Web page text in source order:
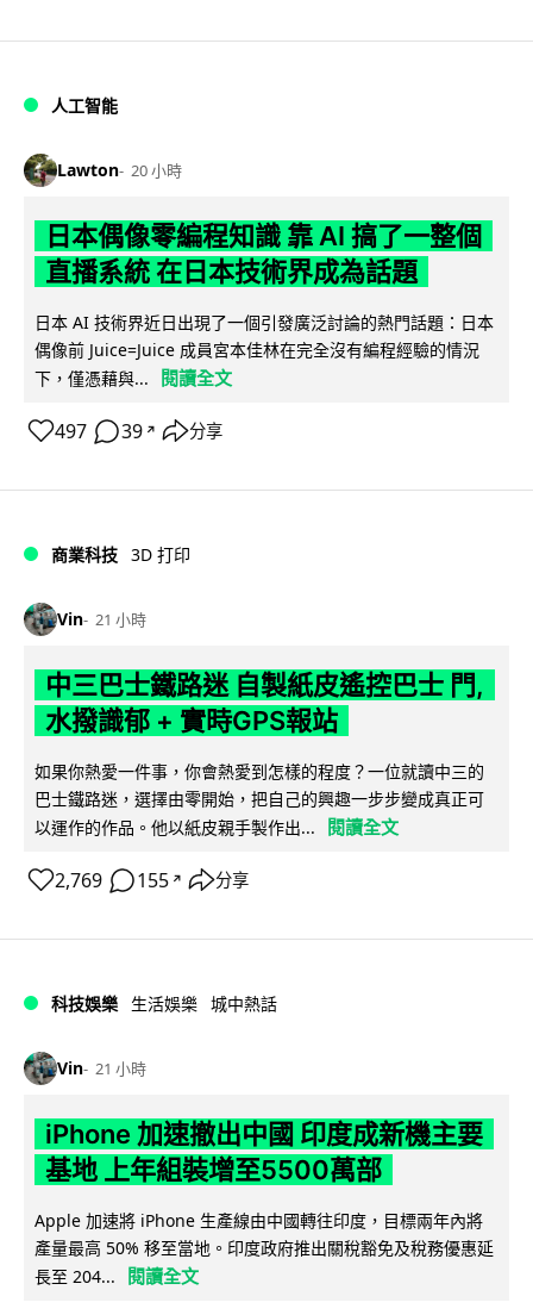
人工智能
Lawton 20 小時
日本偶像零編程知識 靠 AI 搞了一整個
直播系統 在日本技術界成為話題
日本 AI 技術界近日出現了一個引發廣泛討論的熱門話題：日本
偶像前 Juice=Juice 成員宮本佳林在完全沒有編程經驗的情況
下，僅憑藉與...
閱讀全文
497 39 ↗ 分享
商業科技 3D 打印
Vin 21 小時
中三巴士鐵路迷 自製紙皮遙控巴士 門,
水撥識郁 + 實時GPS報站
如果你熱愛一件事，你會熱愛到怎樣的程度？一位就讀中三的
巴士鐵路迷，選擇由零開始，把自己的興趣一步步變成真正可
以運作的作品。他以紙皮親手製作出...
閱讀全文
2,769 155 ↗ 分享
科技娛樂 生活娛樂 城中熱話
Vin 21 小時
iPhone 加速撤出中國 印度成新機主要
基地 上年組裝增至5500萬部
Apple 加速將 iPhone 生產線由中國轉往印度，目標兩年內將
產量最高 50% 移至當地。印度政府推出關稅豁免及稅務優惠延
長至 204...
閱讀全文